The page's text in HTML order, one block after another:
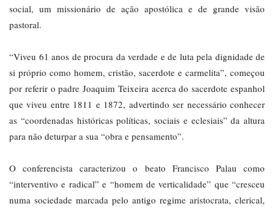
social, um missionário de ação apostólica e de grande visão
pastoral.
“Viveu 61 anos de procura da verdade e de luta pela dignidade de
si próprio como homem, cristão, sacerdote e carmelita”, começou
por referir o padre Joaquim Teixeira acerca do sacerdote espanhol
que viveu entre 1811 e 1872, advertindo ser necessário conhecer
as “coordenadas históricas políticas, sociais e eclesiais” da altura
para não deturpar a sua “obra e pensamento”.
O conferencista caracterizou o beato Francisco Palau como
“interventivo e radical” e “homem de verticalidade” que “cresceu
numa sociedade marcada pelo antigo regime aristocrata, clerical,